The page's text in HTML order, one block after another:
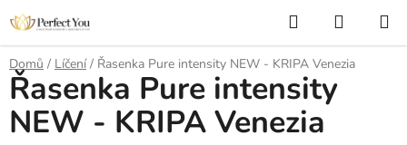
Přejít
na
obsah
Hledat
KOŠÍK
Domů / Líčení / Řasenka Pure intensity NEW - KRIPA Venezia
Řasenka Pure intensity
NEW - KRIPA Venezia